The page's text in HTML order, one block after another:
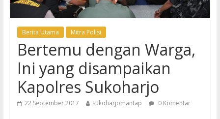
Berita Utama Mitra Polisi
Bertemu dengan Warga,
Ini yang disampaikan
Kapolres Sukoharjo
22 September 2017 sukoharjomantap 0 Komentar